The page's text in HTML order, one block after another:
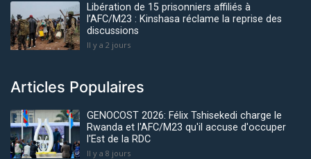
Libération de 15 prisonniers affiliés à
l’AFC/M23 : Kinshasa réclame la reprise des
discussions
Il y a 2 jours
Articles Populaires
GENOCOST 2026: Félix Tshisekedi charge le
Rwanda et l'AFC/M23 qu'il accuse d'occuper
l'Est de la RDC
Il y a 8 jours